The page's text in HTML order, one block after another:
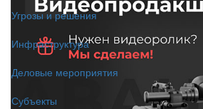
Угрозы и решения
Инфраструктура
Деловые мероприятия
Субъекты